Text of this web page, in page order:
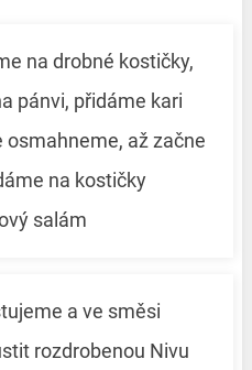
na drobné kostičky,
pánvi, přidáme kari
osmahneme, až začne
na kostičky
salám
a ve směsi
rozdrobenou Nivu